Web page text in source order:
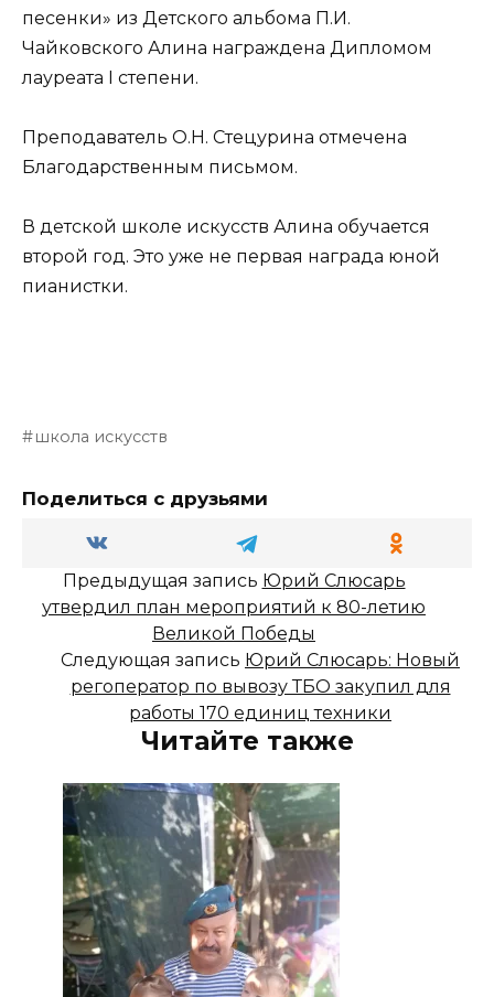
песенки» из Детского альбома П.И.
Чайковского Алина награждена Дипломом
лауреата I степени.
Преподаватель О.Н. Стецурина отмечена
Благодарственным письмом.
В детской школе искусств Алина обучается
второй год. Это уже не первая награда юной
пианистки.
школа искусств
Поделиться с друзьями
Предыдущая запись Юрий Слюсарь
утвердил план мероприятий к 80-летию
Великой Победы
Следующая запись Юрий Слюсарь: Новый
регоператор по вывозу ТБО закупил для
работы 170 единиц техники
Читайте также